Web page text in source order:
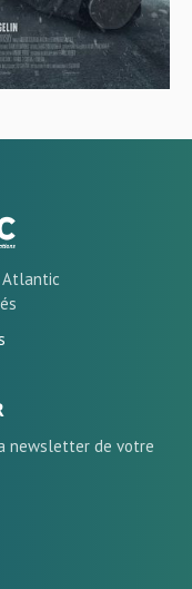
Atlantic
newsletter de votre